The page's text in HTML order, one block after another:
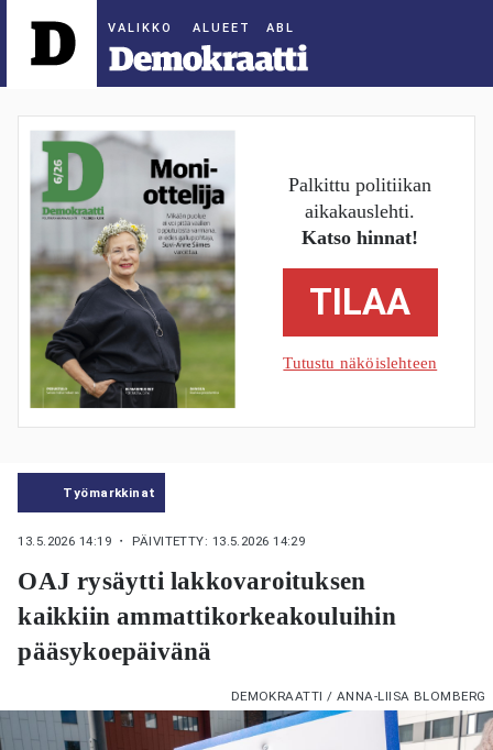
ALUEET
Palkittu politiikan
aikakauslehti.
Katso hinnat!
TILAA
Tutustu näköislehteen
Työmarkkinat
13.5.2026 14:19 ・ PÄIVITETTY: 13.5.2026 14:29
OAJ rysäytti lakkovaroituksen
kaikkiin ammattikorkeakouluihin
pääsykoepäivänä
DEMOKRAATTI / ANNA-LIISA BLOMBERG